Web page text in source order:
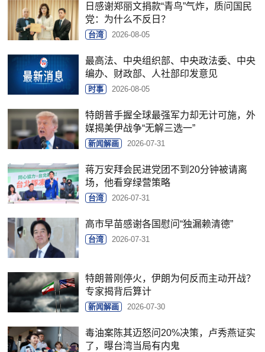
日感谢郑丽文捐款“青鸟”气炸，质问国民
党：为什么不反日？
台湾 2026-08-05
最高法、中央组织部、中央政法委、中央
编办、财政部、人社部印发意见
时事 2026-08-05
特朗普手握全球最强军力却无计可施，外
媒揭美伊战争“无解三选一”
新闻解画 2026-07-31
蒋万安拜会民进党团不到20分钟被请离
场，他看穿绿营策略
台湾 2026-07-31
高市早苗感谢各国慰问“独漏赖清德”
台湾 2026-07-31
特朗普刚停火，伊朗为何反而主动开战？
专家揭背后算计
新闻解画 2026-07-30
毒油案陈其迈怒问20%决策，卢秀燕证实
了，曝台湾当局有内鬼